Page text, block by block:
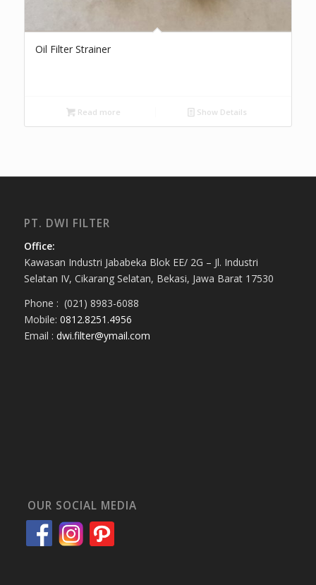
Oil Filter Strainer
Read more Show Details
PT. DWI FILTER
Office:
Kawasan Industri Jababeka Blok EE/ 2G – Jl. Industri
Selatan IV, Cikarang Selatan, Bekasi, Jawa Barat 17530
Phone : (021) 8983-6088
Mobile: 0812.8251.4956
Email : dwi.filter@ymail.com
OUR SOCIAL MEDIA